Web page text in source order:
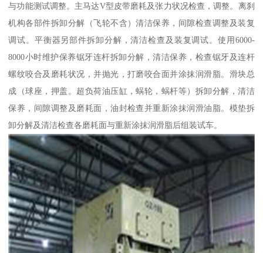
与功能测试调整。主马达V型皮带磨耗及张力状况检查，调整。离刹
机构各部件拆卸分解（飞轮不含）清洁保养，间隙检查调整及装复
调试。平衡器另部件拆卸分解，清洁检查及装复调试。使用6000-
8000小时维护保养锯牙连杆拆卸分解，清洁保养，检查锯牙及连杆
螺纹咬合及磨耗状况，并抛光，打磨咬合面并涂抹润滑脂。滑块总
成（球座，押盖。超负荷油压缸，蜗轮，蜗杆等）拆卸分解，清洁
保养，间隙调整及磨耗面，油封检查并重新涂抹润滑油脂。模垫拆
卸分解及清洁检查各磨耗面与重新涂抹润滑脂后组装试车。